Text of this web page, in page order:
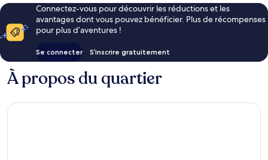
Connectez-vous pour découvrir les réductions et les
avantages dont vous pouvez bénéficier. Plus de récompenses
pour plus d’aventures !
Se connecter S’inscrire gratuitement
À propos du quartier